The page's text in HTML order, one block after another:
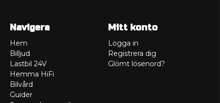
Navigera
Hem
Billjud
Lastbil 24V
Hemma HiFi
Bilvård
Guider
Mitt konto
Logga in
Registrera dig
Glömt lösenord?